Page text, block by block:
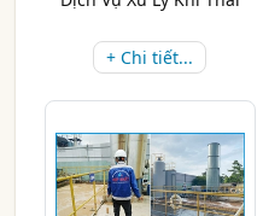
+ Chi tiết...